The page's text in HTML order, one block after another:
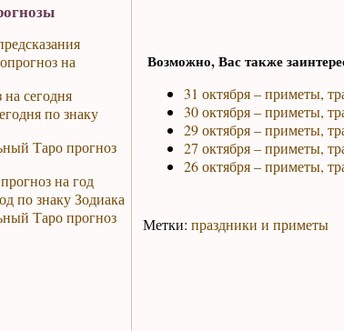
на
сегодня
по знаку
Таро прогноз
на год
по знаку Зодиака
Таро прогноз
Возможно, Вас также
31 октября – приметы,
30 октября – приметы,
29 октября – приметы,
27 октября – приметы,
26 октября – приметы,
Метки: праздники и приметы